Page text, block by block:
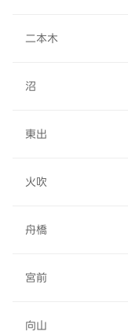
二本木
沼
東出
火吹
舟橋
宮前
向山